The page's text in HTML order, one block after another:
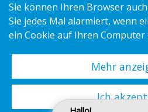
Cookies
Impressum
Copyright 2026 HL Display
Sie können Ihren Browser
Sie jedes Mal alarmiert, wenn
ein Cookie auf Ihren Computer
Mehr
Ich